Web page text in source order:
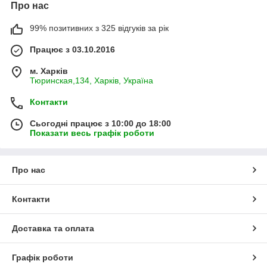
Про нас
99% позитивних з 325 відгуків за рік
Працює з 03.10.2016
м. Харків
Тюринская,134, Харків, Україна
Контакти
Сьогодні працює з 10:00 до 18:00
Показати весь графік роботи
Про нас
Контакти
Доставка та оплата
Графік роботи